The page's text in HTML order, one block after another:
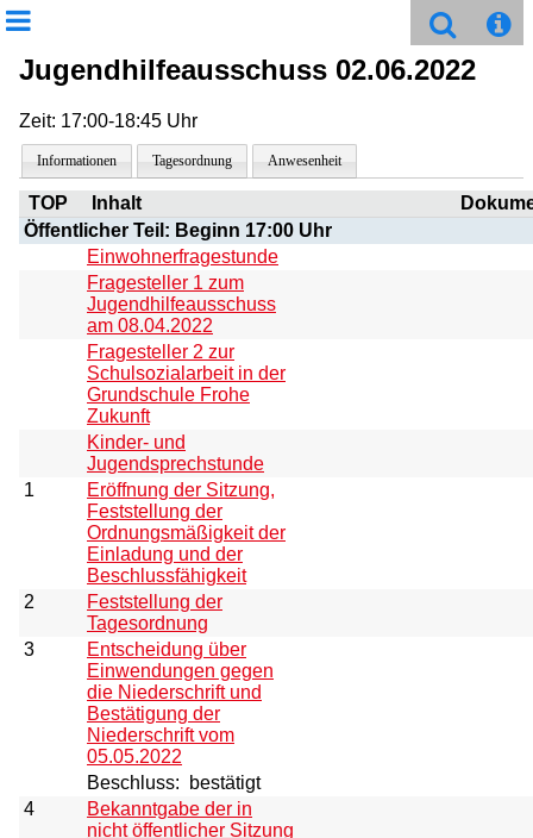
Jugendhilfeausschuss 02.06.2022
Zeit: 17:00-18:45 Uhr
Informationen Tagesordnung Anwesenheit
TOP Inhalt
Öffentlicher Teil: Beginn 17:00 Uhr
Einwohnerfragestunde
Fragesteller 1 zum
Jugendhilfeausschuss
am 08.04.2022
Fragesteller 2 zur
Schulsozialarbeit in der
Grundschule Frohe
Zukunft
Kinder- und
Jugendsprechstunde
1
Eröffnung der Sitzung,
Feststellung der
Ordnungsmäßigkeit der
Einladung und der
Beschlussfähigkeit
2
Feststellung der
Tagesordnung
3
Entscheidung über
Einwendungen gegen
die Niederschrift und
Bestätigung der
Niederschrift vom
05.05.2022
Beschluss:
bestätigt
4
Bekanntgabe der in
nicht öffentlicher Sitzung